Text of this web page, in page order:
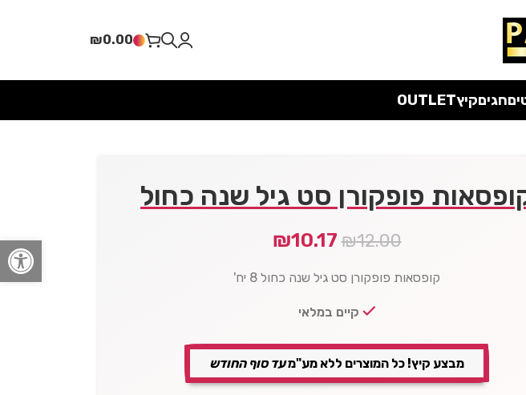
פתח
₪0.00
חגיםקיץOUTLET
פופקורן סט גיל שנה כחול
₪12.00
₪10.17
קופסאות פופקורן סט גיל שנה כחול 8 יח'
קיים במלאי
מבצע קיץ! כל המוצרים ללא מע"מעד סוף החודש